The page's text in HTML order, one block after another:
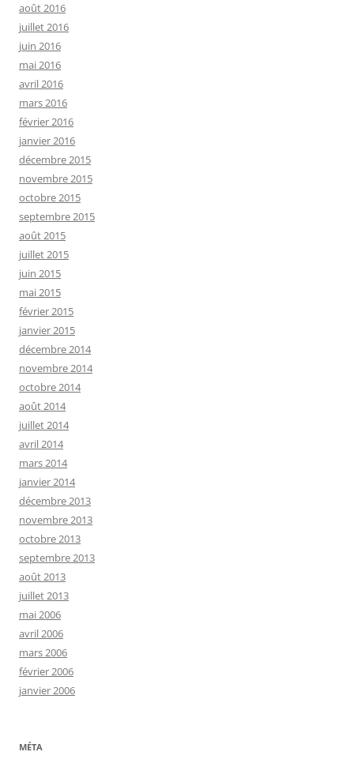
août 2016
juillet 2016
juin 2016
mai 2016
avril 2016
mars 2016
février 2016
janvier 2016
décembre 2015
novembre 2015
octobre 2015
septembre 2015
août 2015
juillet 2015
juin 2015
mai 2015
février 2015
janvier 2015
décembre 2014
novembre 2014
octobre 2014
août 2014
juillet 2014
avril 2014
mars 2014
janvier 2014
décembre 2013
novembre 2013
octobre 2013
septembre 2013
août 2013
juillet 2013
mai 2006
avril 2006
mars 2006
février 2006
janvier 2006
MÉTA